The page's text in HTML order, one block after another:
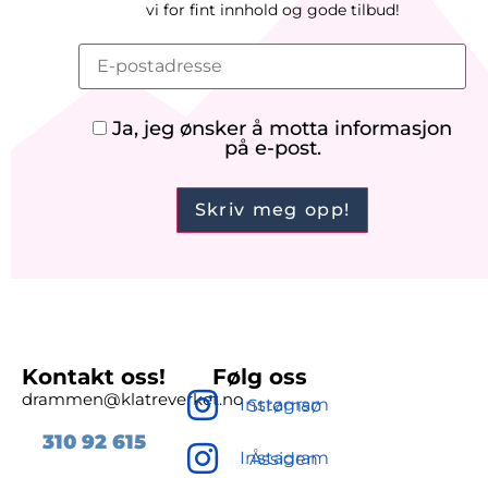
vi for fint innhold og gode tilbud!
Ja, jeg ønsker å motta informasjon
på e-post.
Kontakt oss!
drammen@klatreverket.no
310 92615
Følg oss
Instagram Strømsø
Instagram Åssiden